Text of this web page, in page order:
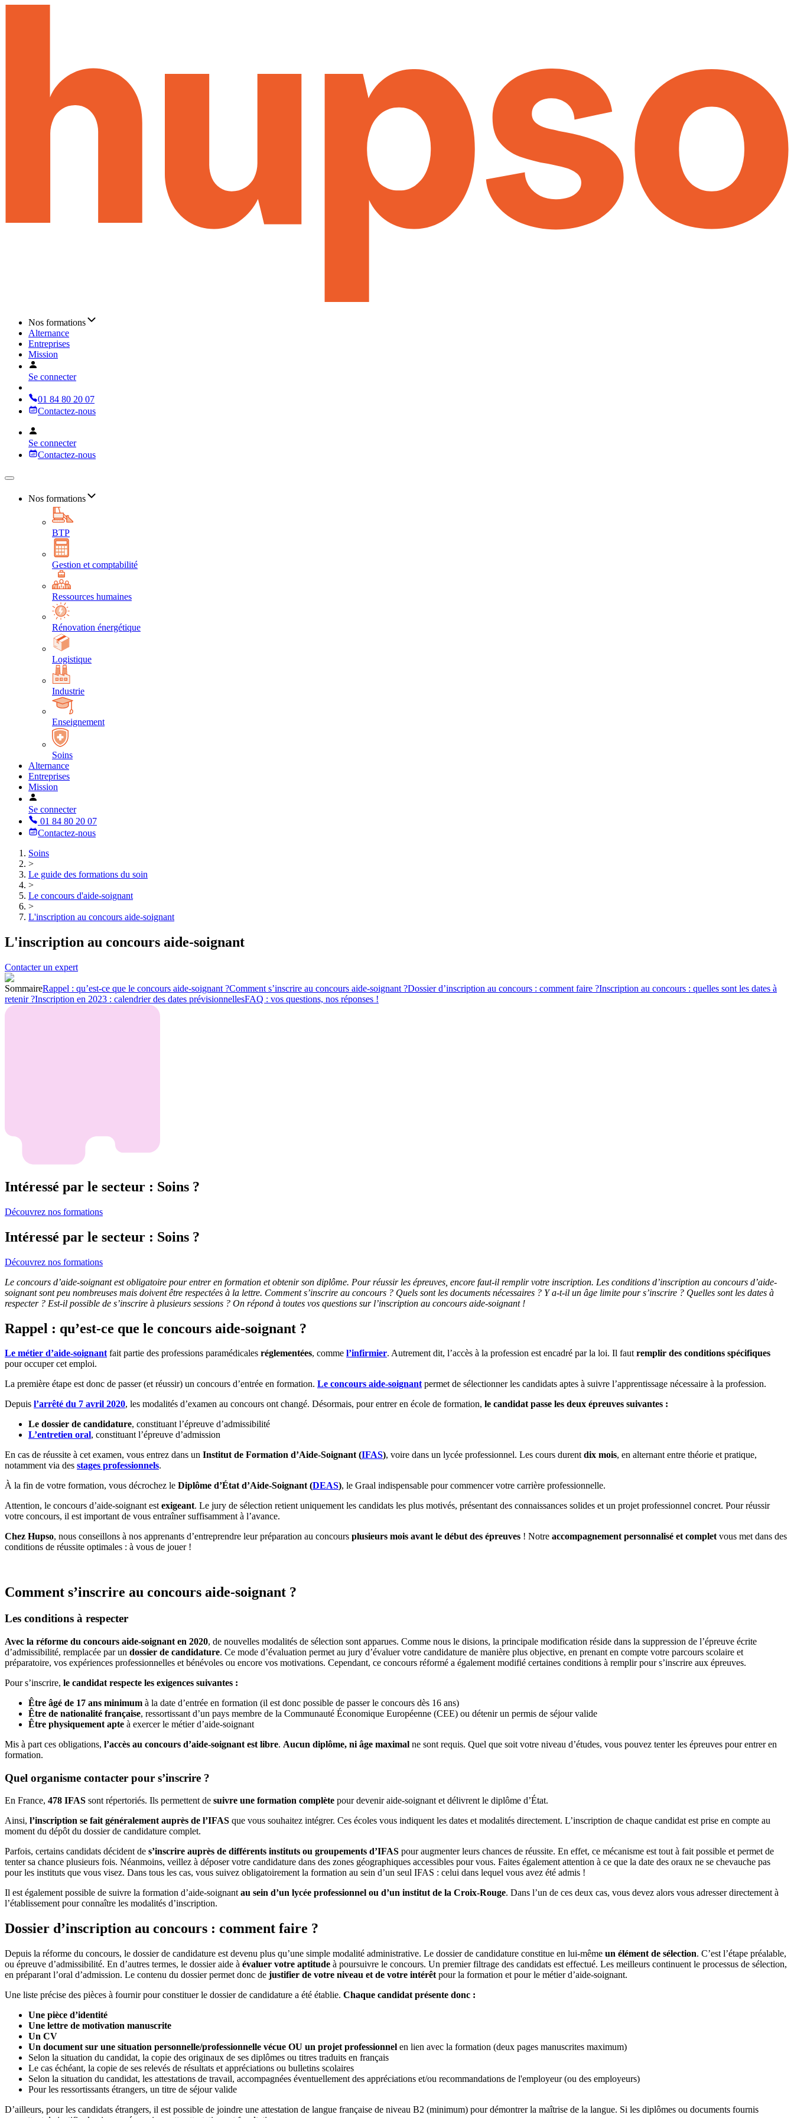
Nos formations
Alternance
Entreprises
Mission
Se connecter
01 84 80 20 07
Contactez-nous
Se connecter
Contactez-nous
Nos formations
BTP
Gestion et comptabilité
Ressources humaines
Rénovation énergétique
Logistique
Industrie
Enseignement
Soins
Alternance
Entreprises
Mission
Se connecter
01 84 80 20 07
Contactez-nous
Soins
>
Le guide des formations du soin
>
Le concours d'aide-soignant
>
L'inscription au concours aide-soignant
L'inscription au concours aide-soignant
Contacter un expert
SommaireRappel : qu’est-ce que le concours aide-soignant ?Comment s’inscrire au concours aide-soignant ?Dossier d’inscription au concours : comment faire ?Inscription au concours : quelles sont les dates à
retenir ?Inscription en 2023 : calendrier des dates prévisionnellesFAQ : vos questions, nos réponses !
Intéressé par le secteur : Soins ?
Découvrez nos formations
Intéressé par le secteur : Soins ?
Découvrez nos formations
Le concours d’aide-soignant est obligatoire pour entrer en formation et obtenir son diplôme. Pour réussir les épreuves, encore faut-il remplir votre inscription. Les conditions d’inscription au concours d’aide-
soignant sont peu nombreuses mais doivent être respectées à la lettre. Comment s’inscrire au concours ? Quels sont les documents nécessaires ? Y a-t-il un âge limite pour s’inscrire ? Quelles sont les dates à
respecter ? Est-il possible de s’inscrire à plusieurs sessions ? On répond à toutes vos questions sur l’inscription au concours aide-soignant !
Rappel : qu’est-ce que le concours aide-soignant ?
Le métier d’aide-soignantfait partie des professions paramédicales réglementées, comme l’infirmier. Autrement dit, l’accès à la profession est encadré par la loi. Il fautremplir des conditions spécifiques
pour occuper cet emploi.
La première étape est donc de passer (et réussir) un concours d’entrée en formation. Le concours aide-soignantpermet de sélectionner les candidats aptes à suivre l’apprentissage nécessaire à la profession.
Depuis l’arrêté du 7 avril 2020, les modalités d’examen au concours ont changé. Désormais, pour entrer en école de formation, le candidat passe les deux épreuves suivantes :
Le dossier de candidature, constituant l’épreuve d’admissibilité
L’entretien oral, constituant l’épreuve d’admission
En cas de réussite à cet examen, vous entrez dans un Institut de Formation d’Aide-Soignant (IFAS), voire dans un lycée professionnel. Les cours durentdix mois, en alternant entre théorie et pratique,
notamment via des stages professionnels.
À la fin de votre formation, vous décrochez le Diplôme d’État d’Aide-Soignant (DEAS), le Graal indispensable pour commencer votre carrière professionnelle.
Attention, le concours d’aide-soignant estexigeant. Le jury de sélection retient uniquement les candidats les plus motivés, présentant des connaissances solides et un projet professionnel concret. Pour réussir
votre concours, il est important de vous entraîner suffisamment à l’avance.
Chez Hupso, nous conseillons à nos apprenants d’entreprendre leur préparation au concours plusieurs mois avant le début des épreuves ! Notre accompagnement personnalisé et completvous met dans des
conditions de réussite optimales : à vous de jouer !
Comment s’inscrire au concours aide-soignant ?
Les conditions à respecter
Avec la réforme du concours aide-soignant en 2020, de nouvelles modalités de sélection sont apparues. Comme nous le disions, la principale modification réside dans la suppression de l’épreuve écrite
d’admissibilité, remplacée par un dossier de candidature. Ce mode d’évaluation permet au jury d’évaluer votre candidature de manière plus objective, en prenant en compte votre parcours scolaire et
préparatoire, vos expériences professionnelles et bénévoles ou encore vos motivations. Cependant, ce concours réformé a également modifié certaines conditions à remplir pour s’inscrire aux épreuves.
Pour s’inscrire, le candidat respecte les exigences suivantes :
Être âgé de 17 ans minimum à la date d’entrée en formation (il est donc possible de passer le concours dès 16 ans)
Être de nationalité française, ressortissant d’un pays membre de la Communauté Économique Européenne (CEE) ou détenir un permis de séjour valide
Être physiquement apte à exercer le métier d’aide-soignant
Mis à part ces obligations, l’accès au concours d’aide-soignant est libre. Aucun diplôme, ni âge maximal ne sont requis. Quel que soit votre niveau d’études, vous pouvez tenter les épreuves pour entrer en
formation.
Quel organisme contacter pour s’inscrire ?
En France, 478 IFAS sont répertoriés. Ils permettent de suivre une formation complète pour devenir aide-soignant et délivrent le diplôme d’État.
Ainsi, l’inscription se fait généralement auprès de l’IFAS que vous souhaitez intégrer. Ces écoles vous indiquent les dates et modalités directement. L’inscription de chaque candidat est prise en compte au
moment du dépôt du dossier de candidature complet.
Parfois, certains candidats décident de s’inscrire auprès de différents instituts ou groupements d’IFAS pour augmenter leurs chances de réussite. En effet, ce mécanisme est tout à fait possible et permet de
tenter sa chance plusieurs fois. Néanmoins, veillez à déposer votre candidature dans des zones géographiques accessibles pour vous. Faites également attention à ce que la date des oraux ne se chevauche pas
pour les instituts que vous visez. Dans tous les cas, vous suivez obligatoirement la formation au sein d’un seul IFAS : celui dans lequel vous avez été admis !
Il est également possible de suivre la formation d’aide-soignantau sein d’un lycée professionnel ou d’un institut de la Croix-Rouge. Dans l’un de ces deux cas, vous devez alors vous adresser directement à
l’établissement pour connaître les modalités d’inscription.
Dossier d’inscription au concours : comment faire ?
Depuis la réforme du concours, le dossier de candidature est devenu plus qu’une simple modalité administrative. Le dossier de candidature constitue en lui-même un élément de sélection. C’est l’étape préalable,
ou épreuve d’admissibilité. En d’autres termes, le dossier aide à évaluer votre aptitude à poursuivre le concours. Un premier filtrage des candidats est effectué. Les meilleurs continuent le processus de sélection,
en préparant l’oral d’admission. Le contenu du dossier permet donc de justifier de votre niveau et de votre intérêt pour la formation et pour le métier d’aide-soignant.
Une liste précise des pièces à fournir pour constituer le dossier de candidature a été établie. Chaque candidat présente donc :
Une pièce d’identité
Une lettre de motivation manuscrite
Un CV
Un document sur une situation personnelle/professionnelle vécue OU un projet professionnel en lien avec la formation (deux pages manuscrites maximum)
Selon la situation du candidat, la copie des originaux de ses diplômes ou titres traduits en français
Le cas échéant, la copie de ses relevés de résultats et appréciations ou bulletins scolaires
Selon la situation du candidat, les attestations de travail, accompagnées éventuellement des appréciations et/ou recommandations de l'employeur (ou des employeurs)
Pour les ressortissants étrangers, un titre de séjour valide
D’ailleurs, pour les candidats étrangers, il est possible de joindre une attestation de langue française de niveau B2 (minimum) pour démontrer la maîtrise de la langue. Si les diplômes ou documents fournis